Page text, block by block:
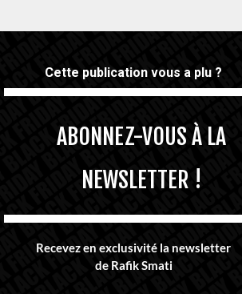
Cette publication vous a plu ?
ABONNEZ-VOUS À LA
NEWSLETTER !
Recevez en exclusivité la newsletter
de Rafik Smati